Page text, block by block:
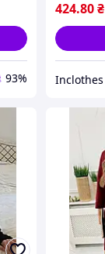
93%
424.80₴
Inclothes